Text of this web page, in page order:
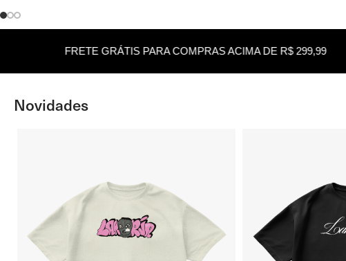
FRETE GRÁTIS PARA COMPRAS ACIMA DE R$ 299,99
Novidades